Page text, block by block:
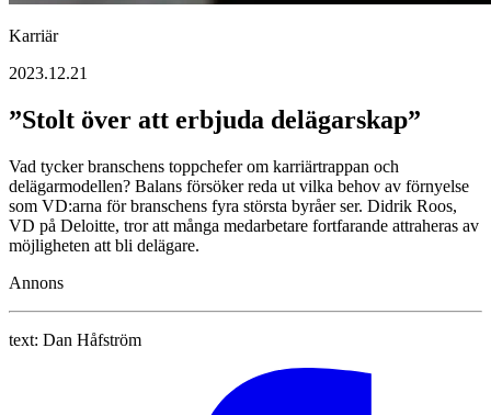
Karriär
2023.12.21
”Stolt över att erbjuda delägarskap”
Vad tycker branschens toppchefer om karriärtrappan och
delägarmodellen? Balans försöker reda ut vilka behov av förnyelse
som VD:arna för branschens fyra största byråer ser. Didrik Roos,
VD på Deloitte, tror att många medarbetare fortfarande attraheras av
möjligheten att bli delägare.
Annons
text: Dan Håfström